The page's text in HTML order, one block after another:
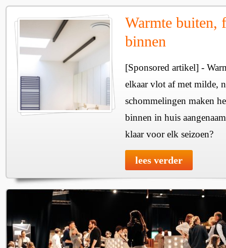
Warmte buiten,
binnen
[Sponsored artikel] -
elkaar vlot af met milde,
schommelingen maken
binnen in huis
klaar voor elk seizoen?
lees verder